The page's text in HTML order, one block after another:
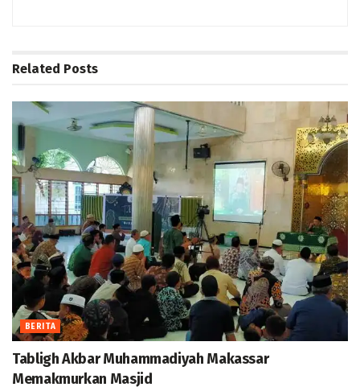
Related Posts
BERITA
Tabligh Akbar Muhammadiyah Makassar
Memakmurkan Masjid